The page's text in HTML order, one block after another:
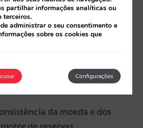
da moeda e dos
partilhar informações analíticas ou
terceiros.
administrar o seu consentimento e
sobre os cookies que
Configurações